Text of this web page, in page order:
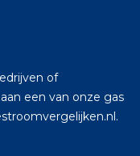
of
een van onze gas